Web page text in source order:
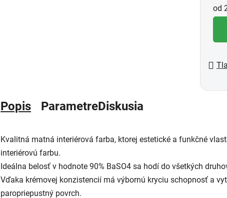
od
Popis ParametreDiskusia
Kvalitná matná interiérová farba, ktorej estetické a funkčné
interiérovú farbu.
Ideálna belosť v hodnote 90% BaSO4 sa hodí do všetkých
Vďaka krémovej konzistencií má výbornú kryciu schopnosť a
paropriepustný povrch.